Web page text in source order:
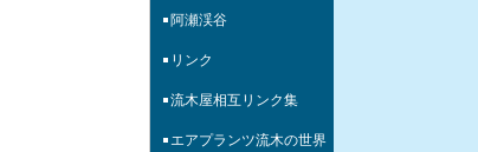
阿瀬渓谷
リンク
流木屋相互リンク集
エアプランツ流木の世界